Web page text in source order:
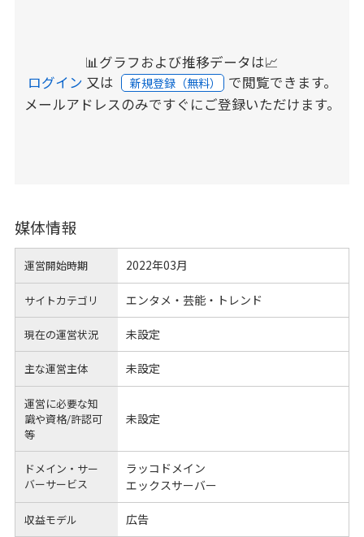
📊グラフおよび推移データは📈
ログイン 又は 新規登録（無料） で閲覧できます。
メールアドレスのみですぐにご登録いただけます。
媒体情報
運営開始時期 2022年03月
サイトカテゴリ エンタメ・芸能・トレンド
現在の運営状況 未設定
主な運営主体 未設定
運営に必要な知
識や資格/許認可
等
未設定
ドメイン・サー
バーサービス
ラッコドメイン
エックスサーバー
収益モデル 広告